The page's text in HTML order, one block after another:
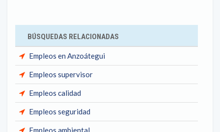
BÚSQUEDAS RELACIONADAS
Empleos en Anzoátegui
Empleos supervisor
Empleos calidad
Empleos seguridad
Empleos ambiental